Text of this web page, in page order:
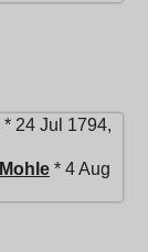
* 24 Jul 1794,
Mohle * 4 Aug